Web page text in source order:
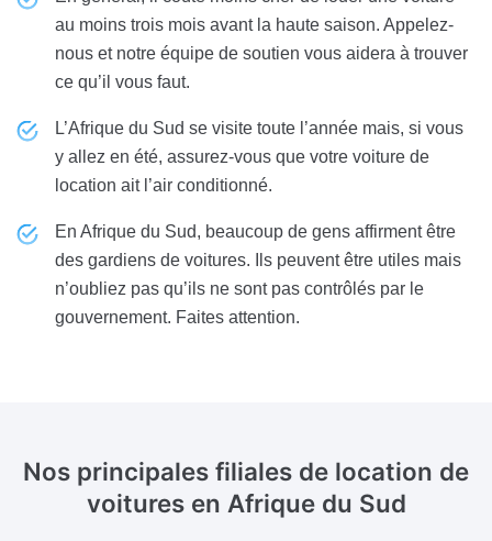
au moins trois mois avant la haute saison. Appelez-
nous et notre équipe de soutien vous aidera à trouver
ce qu’il vous faut.
L’Afrique du Sud se visite toute l’année mais, si vous
y allez en été, assurez-vous que votre voiture de
location ait l’air conditionné.
En Afrique du Sud, beaucoup de gens affirment être
des gardiens de voitures. Ils peuvent être utiles mais
n’oubliez pas qu’ils ne sont pas contrôlés par le
gouvernement. Faites attention.
Nos principales filiales de location de
voitures en Afrique du Sud